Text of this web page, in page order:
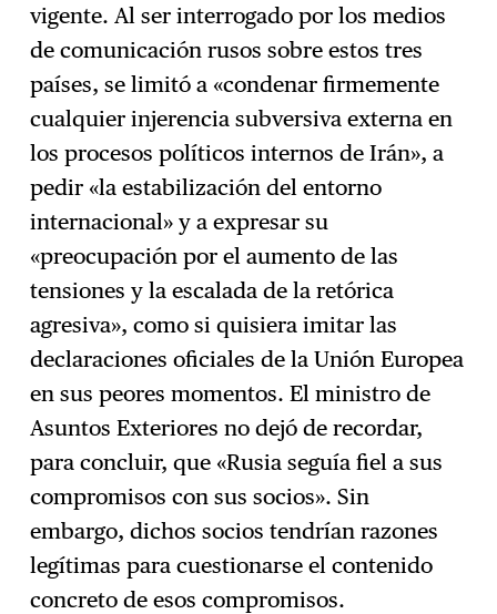
vigente. Al ser interrogado por los medios
de comunicación rusos sobre estos tres
países, se limitó a «condenar firmemente
cualquier injerencia subversiva externa en
los procesos políticos internos de Irán», a
pedir «la estabilización del entorno
internacional» y a expresar su
«preocupación por el aumento de las
tensiones y la escalada de la retórica
agresiva», como si quisiera imitar las
declaraciones oficiales de la Unión Europea
en sus peores momentos. El ministro de
Asuntos Exteriores no dejó de recordar,
para concluir, que «Rusia seguía fiel a sus
compromisos con sus socios». Sin
embargo, dichos socios tendrían razones
legítimas para cuestionarse el contenido
concreto de esos compromisos.